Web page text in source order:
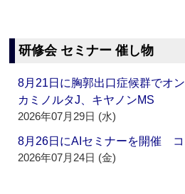
研修会 セミナー 催し物
8月21日に胸郭出口症候群でオ
カミノルタJ、キヤノンMS
2026年07月29日 (水)
8月26日にAIセミナーを開催
2026年07月24日 (金)